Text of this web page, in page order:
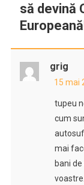
să devină
grig
15 mai
tupeu
cum
mai
bani
voastre.